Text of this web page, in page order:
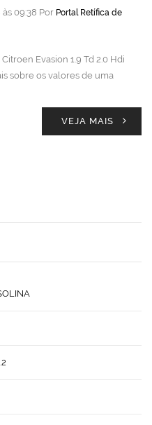
09:38 Por Portal Retífica de
Evasion 1.9 Td 2.0 Hdi
sobre os valores de uma
VEJA MAIS